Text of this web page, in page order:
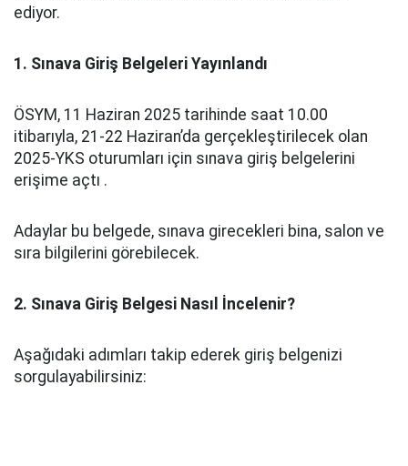
ediyor.
1. Sınava Giriş Belgeleri Yayınlandı
ÖSYM, 11 Haziran 2025 tarihinde saat 10.00
itibarıyla, 21‑22 Haziran’da gerçekleştirilecek olan
2025‑YKS oturumları için sınava giriş belgelerini
erişime açtı .
Adaylar bu belgede, sınava girecekleri bina, salon ve
sıra bilgilerini görebilecek.
2. Sınava Giriş Belgesi Nasıl İncelenir?
Aşağıdaki adımları takip ederek giriş belgenizi
sorgulayabilirsiniz: